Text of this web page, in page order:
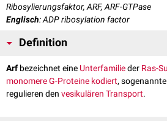
Ribosylierungsfaktor, ARF, ARF-GTPase
Englisch: ADP ribosylation factor
Definition
Arf bezeichnet eine Unterfamilieder Ras-
monomereG-Proteine kodiert, sogenannte
regulieren den vesikulären Transport.